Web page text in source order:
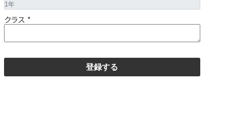
クラス *
登録する